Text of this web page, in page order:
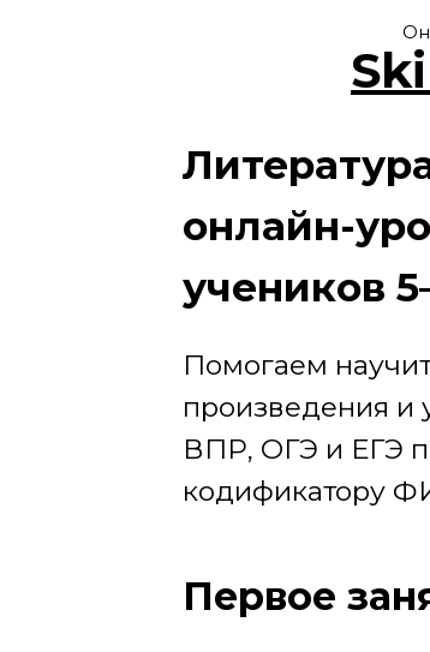
Помогаем
произведения и
ВПР, ОГЭ и ЕГЭ
кодификатору
Первое
онлайн-
учеников